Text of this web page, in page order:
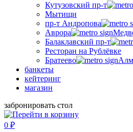
Кутузовский пр-т
Мытищи
пр-т Андропова
Аврора
Балаклавский пр-т
Ресторан на Рублёвке
Братеево
банкеты
кейтеринг
магазин
забронировать стол
0 ₽